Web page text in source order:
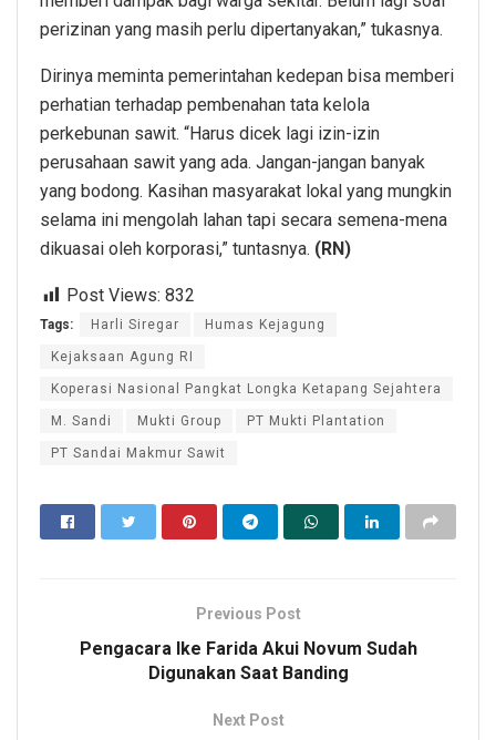
perizinan yang masih perlu dipertanyakan,” tukasnya.
Dirinya meminta pemerintahan kedepan bisa memberi
perhatian terhadap pembenahan tata kelola
perkebunan sawit. “Harus dicek lagi izin-izin
perusahaan sawit yang ada. Jangan-jangan banyak
yang bodong. Kasihan masyarakat lokal yang mungkin
selama ini mengolah lahan tapi secara semena-mena
dikuasai oleh korporasi,” tuntasnya. (RN)
Post Views: 832
Tags: Harli Siregar Humas Kejagung
Kejaksaan Agung RI
Koperasi Nasional Pangkat Longka Ketapang Sejahtera
M. Sandi Mukti Group PT Mukti Plantation
PT Sandai Makmur Sawit
Previous Post
Pengacara Ike Farida Akui Novum Sudah
Digunakan Saat Banding
Next Post